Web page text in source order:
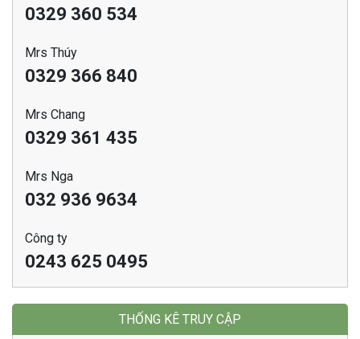
0329 360 534
Mrs Thúy
0329 366 840
Mrs Chang
0329 361 435
Mrs Nga
032 936 9634
Công ty
0243 625 0495
THỐNG KÊ TRUY CẬP